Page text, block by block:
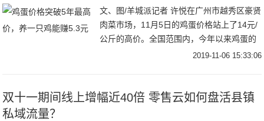
文、图/羊城派记者 许悦在广州市越秀区豪贤
肉菜市场，11月5日的鸡蛋价格站上了14元/
公斤的高价。全国范围内，今年以来鸡蛋的
价格也是不断往上走。羊城派记者从广东省
2019-11-06 15:33:06
双十一期间线上增幅近40倍 零售云如何盘活县镇
私域流量？